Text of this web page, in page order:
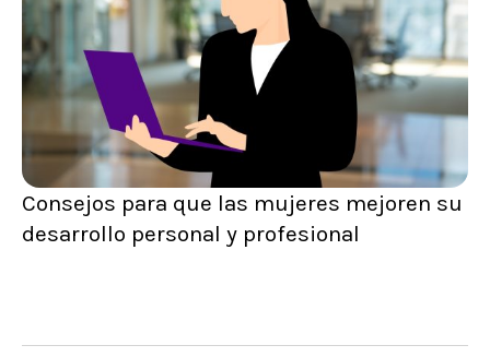
Consejos para que las mujeres mejoren su
desarrollo personal y profesional